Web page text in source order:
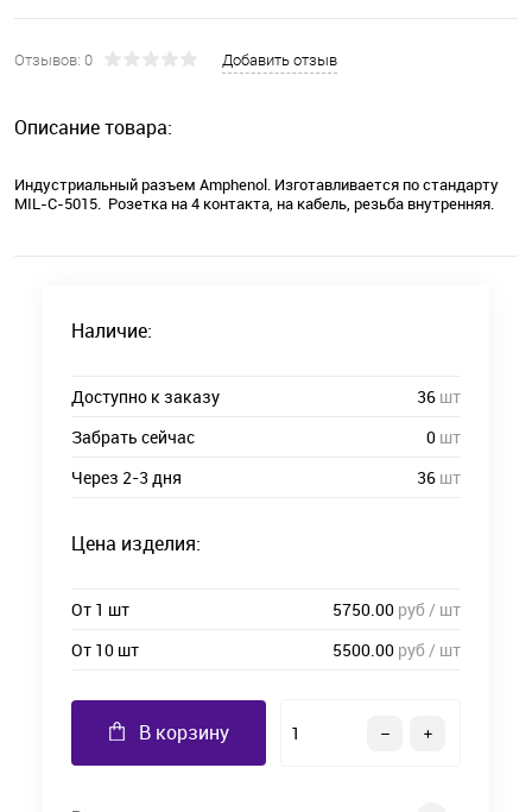
Отзывов: 0 Добавить отзыв
Описание товара:
Индустриальный разъем Amphenol. Изготавливается по стандарту
MIL-C-5015. Розетка на 4 контакта, на кабель, резьба внутренняя.
Наличие:
Доступно к заказу 36 шт
Забрать сейчас
0 шт
Через 2-3 дня
36 шт
Цена изделия:
От 1 шт 5750.00 руб / шт
От 10 шт
5500.00 руб / шт
В корзину